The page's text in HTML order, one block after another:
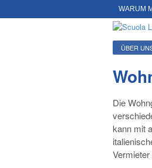
WARUM
ÜBER
Die
kann mit